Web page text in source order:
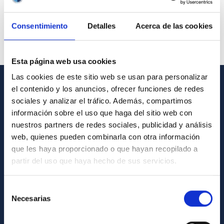
Consentimiento Detalles Acerca de las cookies
Esta página web usa cookies
Las cookies de este sitio web se usan para personalizar
el contenido y los anuncios, ofrecer funciones de redes
sociales y analizar el tráfico. Además, compartimos
información sobre el uso que haga del sitio web con
nuestros partners de redes sociales, publicidad y análisis
web, quienes pueden combinarla con otra información
que les haya proporcionado o que hayan recopilado a
partir del uso que haya hecho de sus servicios.
Necesarias
GENERAL INFORMATION
Contact
How to get to the IAC
List of personnel
Library